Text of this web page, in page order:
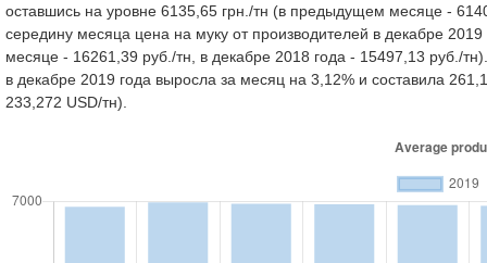
оставшись на уровне 6135,65 грн./тн (в предыдущем месяце -
середину месяца цена на муку от производителей в декабре
месяце - 16261,39 руб./тн, в декабре 2018 года - 15497,13 руб./
в декабре 2019 года выросла за месяц на 3,12% и составила
233,272 USD/тн).